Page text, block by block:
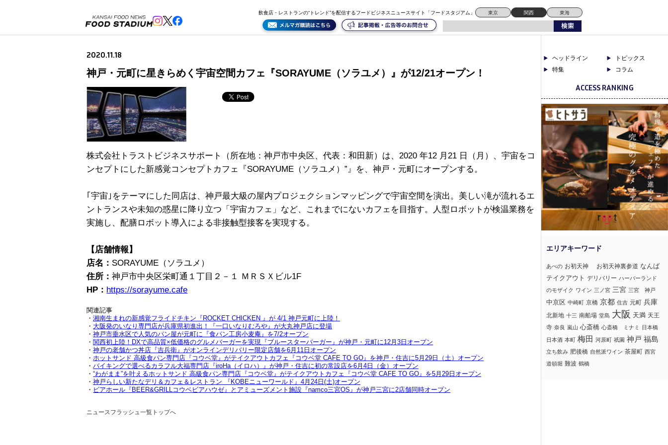
飲食店・レストランの“トレンド”を配信するフードビジネスニュースサイト「フードスタジアム」 東京 関西 東海
2020.11.18
神戸・元町に星きらめく宇宙空間カフェ『SORAYUME（ソラユメ）』が12/21オープン！
株式会社トラストビジネスサポート（所在地：神戸市中央区、代表：和田新）は、2020 年12 月21 日（月）、宇宙をコ
ンセプトにした新感覚コンセプトカフェ『SORAYUME（ソラユメ）”』を、神戸・元町にオープンする。
｢宇宙｣をテーマにした同店は、神戸最大級の屋内プロジェクションマッピングで宇宙空間を演出。美しい滝が流れるエ
ントランスや未知の惑星に降り立つ「宇宙カフェ」など、これまでにないカフェを目指す。人型ロボットが検温業務を
実施し、配膳ロボット導入による非接触型接客を実現する。
【店舗情報】
店名： SORAYUME（ソラユメ）
住所：神戸市中央区栄町通１丁目２－１ ＭＲＳＸビル1F
HP： https://sorayume.cafe
関連記事
・湘南生まれの新感覚フライドチキン『ROCKET CHICKEN 』が 4/1 神戸元町に上陸！
・ 大阪発のいなり専門店が兵庫県初進出！『一口いなりむろや』が大丸神戸店に登場
・神戸市垂水区で人気のパン屋が元町に『食パン工房小麦庵』を7/2オープン
・ 関西初上陸！DXで高品質×低価格のグルメバーガーを実現『ブルースターバーガー』が神戸・元町に12月3日オープン
・神戸の老舗かつ丼店『吉兵衛』がオンラインデリバリー限定店舗を6月11日オープン
・ホットサンド 高級食パン専門店『コウベ堂』がテイクアウトカフェ『コウベ堂 CAFE TO GO』を神戸・住吉に5月29日（土）オープン
・バイキングで選べるカラフル大福専門店『iroHa（イロハ）』が神戸・住吉に初の常設店を6月4日（金）オープン
・“わがまま”を叶えるホットサンド 高級食パン専門店『コウベ堂』がテイクアウトカフェ『コウベ堂 CAFE TO GO』を5月29日オープン
・神戸らしい新たなデリ＆カフェ＆レストラン 『KOBEニューワールド』4月24日(土)オープン
・ ビアホール『BEER&GRILLコウベビアハウゼ』とアミューズメント施設『namco三宮OS』が神戸三宮に2店舗同時オープン
ニュースフラッシュ一覧トップへ
ヘッドライン
トピックス
特集
コラム
ACCESS RANKING
あべの お初天神 お初天神裏参道 なんば
テイクアウト デリバリー ハーバーランド
のモザイク ワイン 三ノ宮 三宮 三宮 神戸
中京区 中崎町 京橋 京都 住吉 元町 兵庫
北新地 十三 南船場 堂島 大阪 天満 天王
寺 奈良 嵐山 心斎橋 心斎橋 ミナミ 日本橋
日本酒 本町 梅田 河原町 祇園 神戸 福島
立ち飲み 肥後橋 自然派ワイン 茶屋町 西宮
道頓堀 難波 鶴橋